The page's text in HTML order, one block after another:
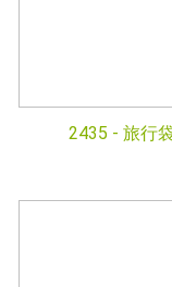
2435 - 旅行